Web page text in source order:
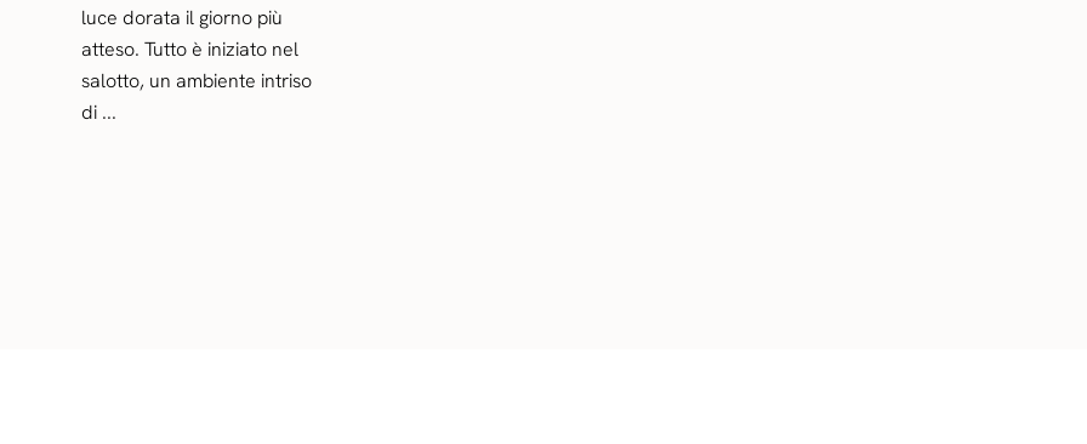
luce dorata il giorno più
atteso. Tutto è iniziato nel
salotto, un ambiente intriso
di ...